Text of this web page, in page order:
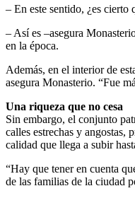
– En este sentido, ¿es cierto
– Así es –asegura
en la época.
Además, en el interior de
asegura Monasterio. “Fue
Una riqueza que no cesa
Sin embargo, el conjunto
calles estrechas y angostas,
calidad que llega a subir
“Hay que tener en cuenta
de las familias de la ciudad